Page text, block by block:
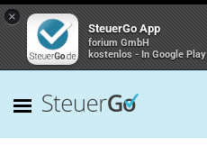
×
SteuerGo App
forium GmbH
kostenlos - In Google Play